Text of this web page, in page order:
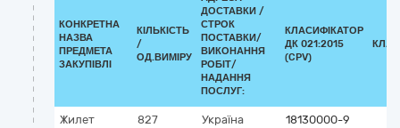
КОНКРЕТНА
НАЗВА
ПРЕДМЕТА
ЗАКУПІВЛІ
КІЛЬКІСТЬ
/
ОД.ВИМІРУ
ДОСТАВКИ /
СТРОК
ПОСТАВКИ/
ВИКОНАННЯ
РОБІТ/
НАДАННЯ
ПОСЛУГ:
КЛАСИФІКАТОР
ДК 021:2015
(CPV)
Жилет
827
Україна
18130000-9